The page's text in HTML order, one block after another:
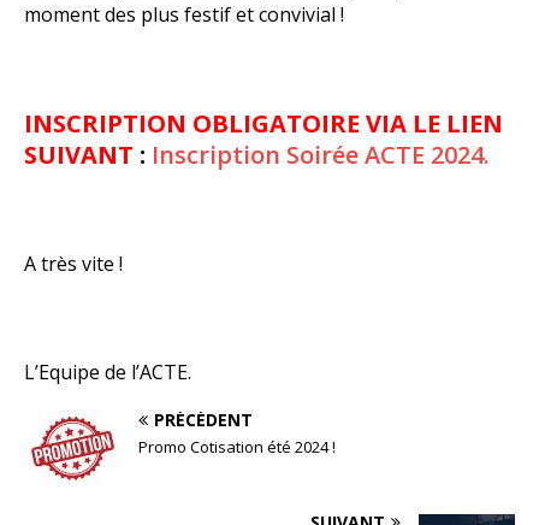
moment des plus festif et convivial !
INSCRIPTION OBLIGATOIRE VIA LE LIEN
SUIVANT : Inscription Soirée ACTE 2024.
A très vite !
L’Equipe de l’ACTE.
PRÉCÉDENT
Promo Cotisation été 2024 !